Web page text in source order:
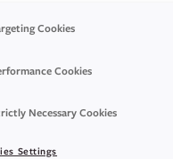
Cookies
Cookies
Necessary Cookies
Settings